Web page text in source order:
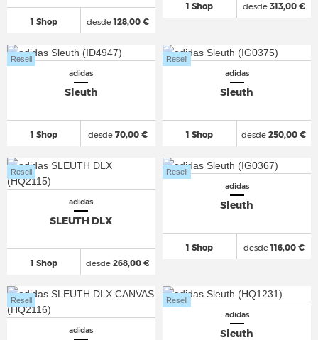
1 Shop desde128,00 €
1 Shop desde313,00 €
adidas
Sleuth
1 Shop
Resell
desde 70,00 €
adidas
Sleuth
1 Shop
Resell
desde 250,00 €
adidas
SLEUTH DLX
1 Shop
Resell
desde 268,00 €
adidas
Sleuth
1 Shop
Resell
desde116,00 €
adidas
Resell
adidas
Sleuth
Resell